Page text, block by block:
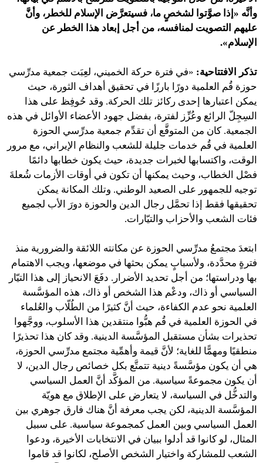
وأنَّه «إذا صوَّتوا لشخصٍ ما، فسيتعرَّض الإسلام للخطر، وأنَّ
عليهم التصويت لمنافسه، من أجل إبعاد هذا الخطر عن
الإسلام».
تذكر الافتتاحية: «في فترة حركة الخميني، لعِبَت جمعية مدرِّسي
حوزة قُم العلمية دورًا بارزًا في تحقيق أهداف الثورة، حيث
يمكن اعتبارها إحدى ركائز تلك الحركة. وقد حُوفِظ على هذا
السِجِلّ الرائع وعُزِّز لفترة، بفضل جهود الأعضاء الأوائل في هذه
الجمعية. كان من المتوقَّع أن تقدِّم جمعية مدرِّسي الحوزة
العلمية في قُم خدمات جليلة للشعب والنظام الإيراني، مع مرور
الوقت، واكتسابها لخبرات جديدة، حيث يكون خطابها دائمًا
فصْل الخطاب، وحيث يمكنها أن تكون في أوقات الأزمات شُعلةَ
توجيه للجمهور على الصعيد الوطني. وتلك المكانة يمكن
تحقيقها فقط إذا تحمَّل رجال الدين والحوزة دورَ الأب لجميع
فئات الشعب والأحزاب والتيّارات.
ابتعدَ مجتمعُ مدرِّسي الحوزة عن مكانته اللائقة والضرورية منذ
فترةٍ محدَّدة، ولأسبابٍ يمكن بحثها في موضعها، ويجب الاهتمام
بها ودراستها؛ من أجل تحديد الأضرار. دفَعَ الانحياز إلى هذا التيّار
السياسي أو ذاك، ودعْم هذا الشخص أو ذاك، هذه المؤسَّسة
العلمية نحو عدم الكفاءة، حيث أنَّ كثيرًا من الطُلّاب والعُلماء
في الحوزة العلمية في قُم هبُّوا منتقدين هذا الأسلوب، ووجَّهوا
تحذيرات بشأن مستقبل المؤسَّسة الدينية. وقد كان هذا تحذيرًا
منطقيًا ومهمًّا للغاية؛ لأنَّ قيمة وأهمِّية مجتمع مدرِّسي الحوزة،
هي أن يكون مؤسَّسةً دينية تتمتَّع بكل خصائص رجال الدين، لا
أن يكون مجموعةً سياسية. من المؤكَّد أنَّ العمل السياسي
والتدخُّل في السياسة، لا يتعارض على الإطلاق مع هويّة
المؤسَّسة الدينية، لكن يجب معرفة أنَّ هناك فارق جوهري بين
العمل السياسي وبين العمل كمجموعة سياسية. على سبيل
المثال، لو كانوا قد أدلوا ببيان في الانتخابات الأخيرة، ودعوا
الشعب للمشاركة واختيار الشخص الأصلح، لكانوا قد قاموا